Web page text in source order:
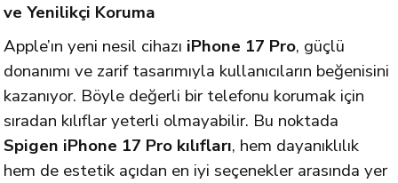
ve Yenilikçi Koruma
Apple’ın yeni nesil cihazı iPhone 17 Pro, güçlü
donanımı ve zarif tasarımıyla kullanıcıların beğenisini
kazanıyor. Böyle değerli bir telefonu korumak için
sıradan kılıflar yeterli olmayabilir. Bu noktada
Spigen iPhone 17 Pro kılıfları, hem dayanıklılık
hem de estetik açıdan en iyi seçenekler arasında yer